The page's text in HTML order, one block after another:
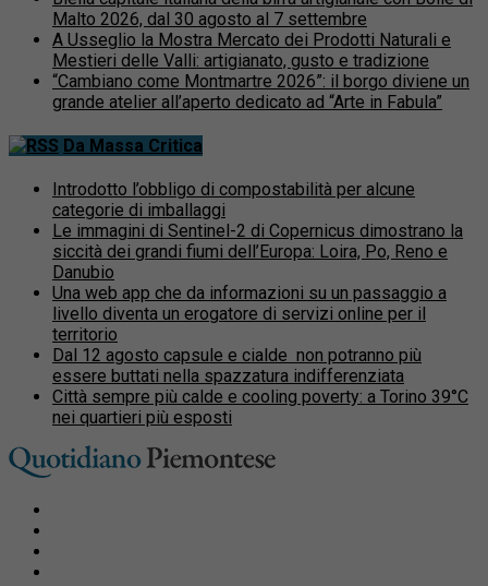
Malto 2026, dal 30 agosto al 7 settembre
A Usseglio la Mostra Mercato dei Prodotti Naturali e
Mestieri delle Valli: artigianato, gusto e tradizione
“Cambiano come Montmartre 2026”: il borgo diviene un
grande atelier all’aperto dedicato ad “Arte in Fabula”
Da Massa Critica
Introdotto l’obbligo di compostabilità per alcune
categorie di imballaggi
Le immagini di Sentinel-2 di Copernicus dimostrano la
siccità dei grandi fiumi dell’Europa: Loira, Po, Reno e
Danubio
Una web app che da informazioni su un passaggio a
livello diventa un erogatore di servizi online per il
territorio
Dal 12 agosto capsule e cialde non potranno più
essere buttati nella spazzatura indifferenziata
Città sempre più calde e cooling poverty: a Torino 39°C
nei quartieri più esposti